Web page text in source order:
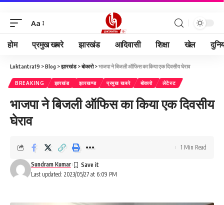
Aa
होम प्रमुख खबरे झारखंड आदिवासी शिक्षा खेल
Loktantra19 >Blog >झारखंड>बोकारो>भाजपा ने बिजली ऑफिस का किया एक दिवसीय घेराव
BREAKING झारखंड झारखण्ड प्रमुख खबरे बोकारो लेटेस्ट
भाजपा ने बिजली ऑफिस का किया एक दिवसीय
घेराव
Last updated: 2023/05/27 at 6:09 PM
Sundram Kumar
1 Min Read